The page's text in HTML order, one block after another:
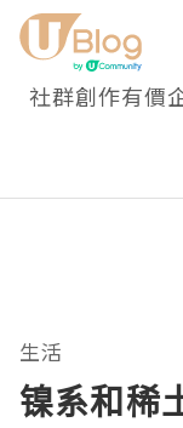
社群創作有價
生活
镍系和稀